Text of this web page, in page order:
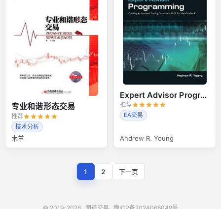
专业和谐形态交易
推荐
技术分析
木羊
Expert Advisor Programming
推荐
EA交易
Andrew R. Young
1 2 下一页